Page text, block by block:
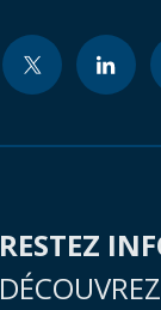
RESTEZ